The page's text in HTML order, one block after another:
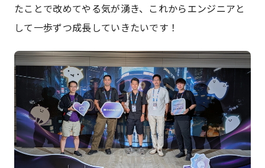
たことで改めてやる気が湧き、これからエンジニアと
して一歩ずつ成長していきたいです！